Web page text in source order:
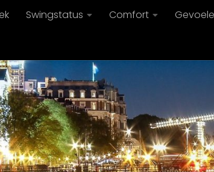
Swingstatus Comfort